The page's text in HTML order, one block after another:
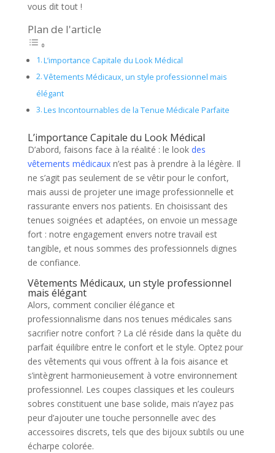
vous dit tout !
Plan de l'article
L’importance Capitale du Look Médical
Vêtements Médicaux, un style professionnel mais
élégant
Les Incontournables de la Tenue Médicale Parfaite
L’importance Capitale du Look Médical
D’abord, faisons face à la réalité : le lookdes
vêtements médicaux n’est pas à prendre à la légère. Il
ne s’agit pas seulement de se vêtir pour le confort,
mais aussi de projeter une image professionnelle et
rassurante envers nos patients. En choisissant des
tenues soignées et adaptées, on envoie un message
fort : notre engagement envers notre travail est
tangible, et nous sommes des professionnels dignes
de confiance.
Vêtements Médicaux, un style professionnel
mais élégant
Alors, comment concilier élégance et
professionnalisme dans nos tenues médicales sans
sacrifier notre confort ? La clé réside dans la quête du
parfait équilibre entre le confort et le style. Optez pour
des vêtements qui vous offrent à la fois aisance et
s’intègrent harmonieusement à votre environnement
professionnel. Les coupes classiques et les couleurs
sobres constituent une base solide, mais n’ayez pas
peur d’ajouter une touche personnelle avec des
accessoires discrets, tels que des bijoux subtils ou une
écharpe colorée.